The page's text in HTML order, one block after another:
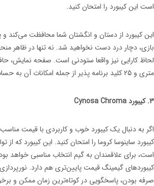
است این کیبورد را امتحان کنید.
این کیبورد از دستان و انگشتان شما محافظت
بازی، دچار درد دست نخواهید شد. نه تنها در ظاهر
متری و 25 کلید برنامه پذیر از جمله امکانات آن به حساب می‌آید.
3. کیبورد Cynosa Chroma
اگر به دنبال یک کیبورد خوب و کاربردی با قیمت
کیبورد ساینوسا کروما را امتحان کنید. این کیبورد که از
است، برای علاقمندان به گیم انتخاب مناسبی خواهد
کیبوردهای گیمینگ قیمت پایین‌تری هم دارد.
صرفه بودن، پاسخگویی در کوتاه‌ترین زمان ممکن و